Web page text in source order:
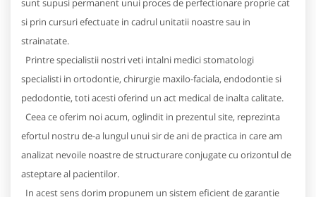
si prin cursuri efectuate in cadrul unitatii noastre sau in
strainatate.
Printre specialistii nostri veti intalni medici stomatologi
specialisti in ortodontie, chirurgie maxilo-faciala, endodontie si
pedodontie, toti acesti oferind un act medical de inalta calitate.
Ceea ce oferim noi acum, oglindit in prezentul site, reprezinta
efortul nostru de-a lungul unui sir de ani de practica in care am
analizat nevoile noastre de structurare conjugate cu orizontul de
asteptare al pacientilor.
In acest sens dorim propunem un sistem eficient de garantie